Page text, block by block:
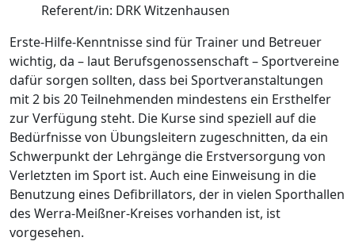
Referent/in: DRK Witzenhausen
Erste-Hilfe-Kenntnisse sind für Trainer und Betreuer
wichtig, da – laut Berufsgenossenschaft – Sportvereine
dafür sorgen sollten, dass bei Sportveranstaltungen
mit 2 bis 20 Teilnehmenden mindestens ein Ersthelfer
zur Verfügung steht. Die Kurse sind speziell auf die
Bedürfnisse von Übungsleitern zugeschnitten, da ein
Schwerpunkt der Lehrgänge die Erstversorgung von
Verletzten im Sport ist. Auch eine Einweisung in die
Benutzung eines Defibrillators, der in vielen Sporthallen
des Werra-Meißner-Kreises vorhanden ist, ist
vorgesehen.